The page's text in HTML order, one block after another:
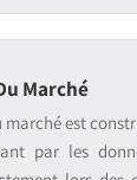
Marché
est
par les